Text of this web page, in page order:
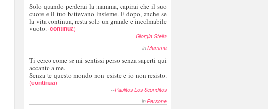
Solo quando perderai la mamma, capirai che il suo
cuore e il tuo battevano insieme. E dopo, anche se
la vita continua, resta solo un grande e incolmabile
vuoto. (continua)
--Giorgia Stella
in Mamma
Ti cerco come se mi sentissi perso senza saperti qui
accanto a me.
Senza te questo mondo non esiste e io non resisto.
(continua)
--Pablitos Los Sconditos
in Persone